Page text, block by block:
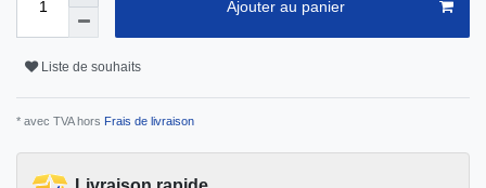
Ajouter au panier
Liste de souhaits
* avec TVA hors Frais de livraison